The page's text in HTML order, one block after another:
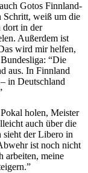
Gotos Finnland-
Schritt, weiß um die
dort in der
Außerdem ist
wird mir helfen,
“Die
aus. In Finnland
in Deutschland
holen, Meister
auch über die
sieht der Libero in
ist noch nicht
arbeiten, meine